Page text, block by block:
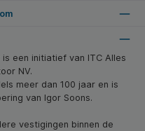
een initiatief van ITC Alles
NV.
meer dan 100 jaar en is
van Igor Soons.
vestigingen binnen de